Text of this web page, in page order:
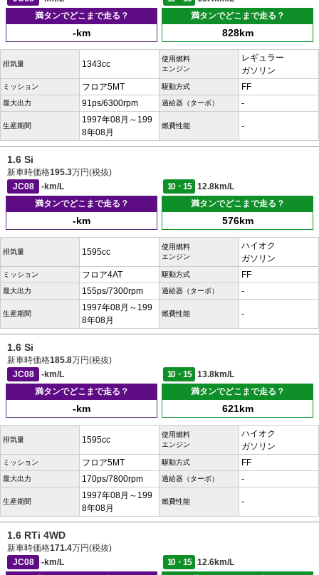
満タンでどこまで走る？
-km
満タンでどこまで走る？
828km
排気量 1343cc
使用燃料
エンジン
レギュラー
ガソリン
ミッション フロア5MT 駆動方式 FF
最大出力 91ps/6300rpm 過給器（ターボ） -
生産期間
1997年08月～199
8年08月
燃費性能 -
1.6 Si
新車時価格195.3万円(税抜)
JC08
-km/L 10・15
12.8km/L
満タンでどこまで走る？
-km
満タンでどこまで走る？
576km
排気量 1595cc
使用燃料
エンジン
ハイオク
ガソリン
ミッション フロア4AT 駆動方式 FF
最大出力 155ps/7300rpm 過給器（ターボ） -
生産期間
1997年08月～199
8年08月
燃費性能 -
1.6 Si
新車時価格185.8万円(税抜)
JC08
-km/L 10・15
13.8km/L
満タンでどこまで走る？
-km
満タンでどこまで走る？
621km
排気量 1595cc
使用燃料
エンジン
ハイオク
ガソリン
ミッション フロア5MT 駆動方式 FF
最大出力 170ps/7800rpm 過給器（ターボ） -
生産期間
1997年08月～199
8年08月
燃費性能 -
1.6 RTi 4WD
新車時価格171.4万円(税抜)
JC08
-km/L 10・15
12.6km/L